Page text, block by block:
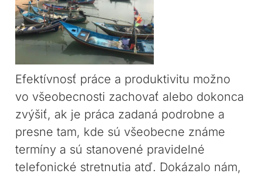
Efektívnosť práce a produktivitu možno
vo všeobecnosti zachovať alebo dokonca
zvýšiť, ak je práca zadaná podrobne a
presne tam, kde sú všeobecne známe
termíny a sú stanovené pravidelné
telefonické stretnutia atď. Dokázalo nám,